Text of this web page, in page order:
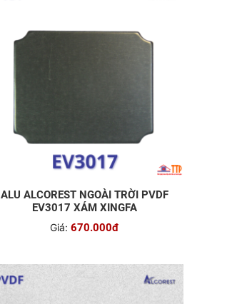
ALU ALCOREST NGOÀI TRỜI PVDF
EV3017 XÁM XINGFA
Giá: 670.000đ